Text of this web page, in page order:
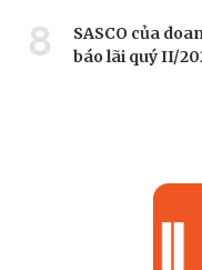
8
SASCO của
báo lãi quý II/